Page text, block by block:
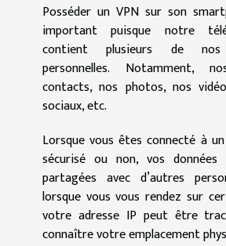
Posséder un VPN sur son
important puisque notre
contient plusieurs de nos
personnelles. Notamment,
contacts, nos photos, nos
sociaux, etc.
Lorsque vous êtes connecté à
sécurisé ou non, vos données
partagées avec d’autres
lorsque vous vous rendez sur
votre adresse IP peut être
connaître votre emplacement